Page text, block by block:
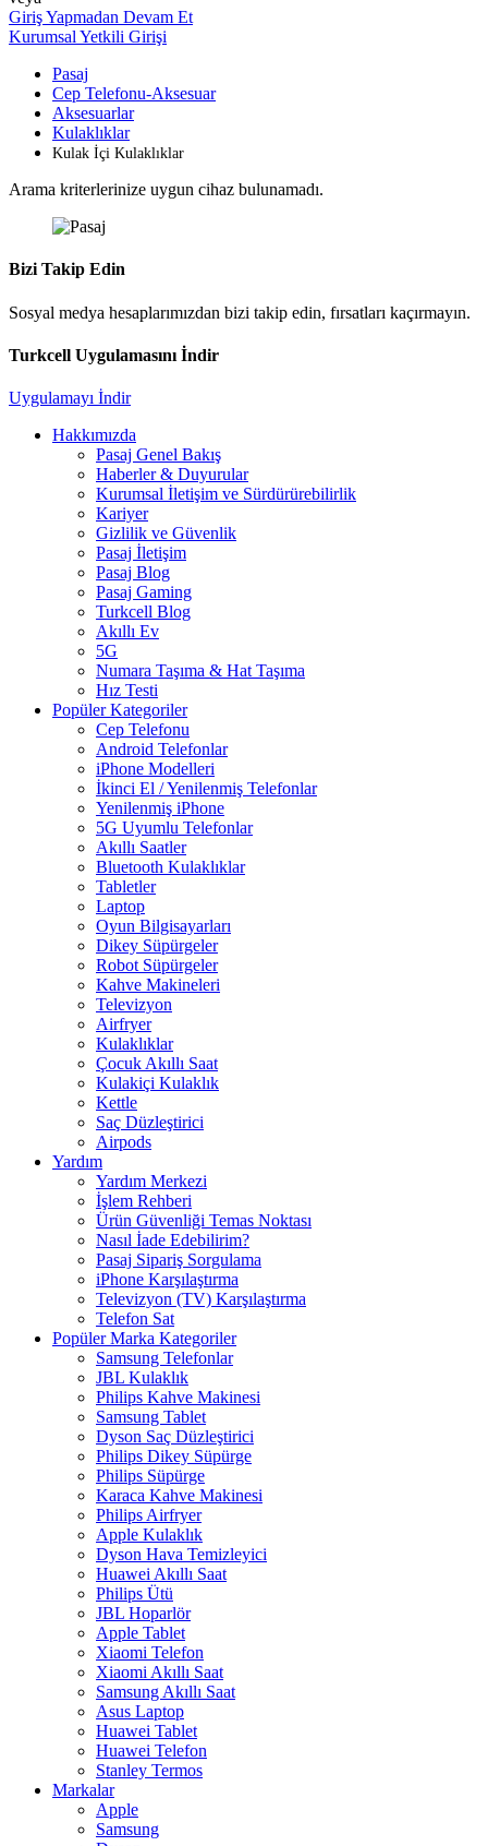
Giriş Yapmadan Devam Et
Kurumsal Yetkili Girişi
Pasaj
Cep Telefonu-Aksesuar
Aksesuarlar
Kulaklıklar
Kulak İçi Kulaklıklar
Arama kriterlerinize uygun cihaz bulunamadı.
Bizi Takip Edin
Sosyal medya hesaplarımızdan bizi takip edin, fırsatları kaçırmayın.
Turkcell Uygulamasını İndir
Uygulamayı İndir
Hakkımızda
Pasaj Genel Bakış
Haberler & Duyurular
Kurumsal İletişim ve Sürdürürebilirlik
Kariyer
Gizlilik ve Güvenlik
Pasaj İletişim
Pasaj Blog
Pasaj Gaming
Turkcell Blog
Akıllı Ev
5G
Numara Taşıma & Hat Taşıma
Hız Testi
Popüler Kategoriler
Cep Telefonu
Android Telefonlar
iPhone Modelleri
İkinci El / Yenilenmiş Telefonlar
Yenilenmiş iPhone
5G Uyumlu Telefonlar
Akıllı Saatler
Bluetooth Kulaklıklar
Tabletler
Laptop
Oyun Bilgisayarları
Dikey Süpürgeler
Robot Süpürgeler
Kahve Makineleri
Televizyon
Airfryer
Kulaklıklar
Çocuk Akıllı Saat
Kulakiçi Kulaklık
Kettle
Saç Düzleştirici
Airpods
Yardım
Yardım Merkezi
İşlem Rehberi
Ürün Güvenliği Temas Noktası
Nasıl İade Edebilirim?
Pasaj Sipariş Sorgulama
iPhone Karşılaştırma
Televizyon (TV) Karşılaştırma
Telefon Sat
Popüler Marka Kategoriler
Samsung Telefonlar
JBL Kulaklık
Philips Kahve Makinesi
Samsung Tablet
Dyson Saç Düzleştirici
Philips Dikey Süpürge
Philips Süpürge
Karaca Kahve Makinesi
Philips Airfryer
Apple Kulaklık
Dyson Hava Temizleyici
Huawei Akıllı Saat
Philips Ütü
JBL Hoparlör
Apple Tablet
Xiaomi Telefon
Xiaomi Akıllı Saat
Samsung Akıllı Saat
Asus Laptop
Huawei Tablet
Huawei Telefon
Stanley Termos
Markalar
Apple
Samsung